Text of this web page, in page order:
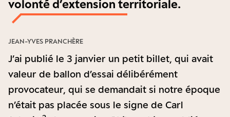
volonté d’extension territoriale.
J’ai publié le 3 janvier un petit billet, qui avait
valeur de ballon d’essai délibérément
provocateur, qui se demandait si notre époque
n’était pas placée sous le signe de Carl
JEAN-YVES PRANCHÈRE